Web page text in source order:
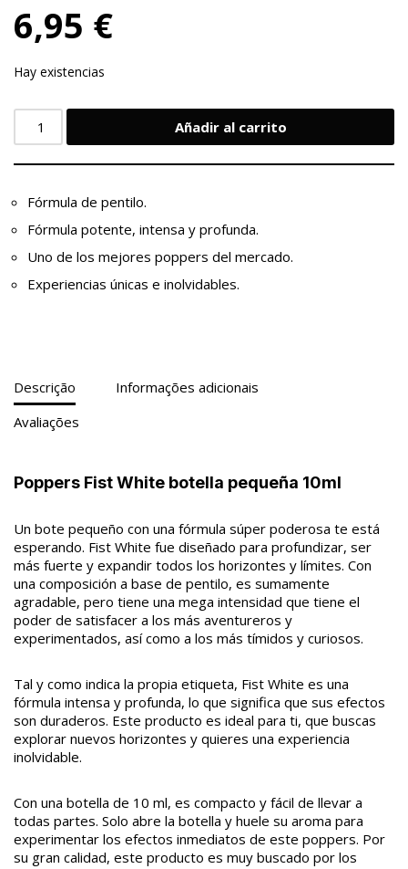
6,95 €
Hay existencias
Añadir al carrito
Fórmula de pentilo.
Fórmula potente, intensa y profunda.
Uno de los mejores poppers del mercado.
Experiencias únicas e inolvidables.
Descrição
Informações adicionais
Avaliações
Poppers Fist White botella pequeña 10ml
Un bote pequeño con una fórmula súper poderosa te está
esperando. Fist White fue diseñado para profundizar, ser
más fuerte y expandir todos los horizontes y límites. Con
una composición a base de pentilo, es sumamente
agradable, pero tiene una mega intensidad que tiene el
poder de satisfacer a los más aventureros y
experimentados, así como a los más tímidos y curiosos.
Tal y como indica la propia etiqueta, Fist White es una
fórmula intensa y profunda, lo que significa que sus efectos
son duraderos. Este producto es ideal para ti, que buscas
explorar nuevos horizontes y quieres una experiencia
inolvidable.
Con una botella de 10 ml, es compacto y fácil de llevar a
todas partes. Solo abre la botella y huele su aroma para
experimentar los efectos inmediatos de este poppers. Por
su gran calidad, este producto es muy buscado por los